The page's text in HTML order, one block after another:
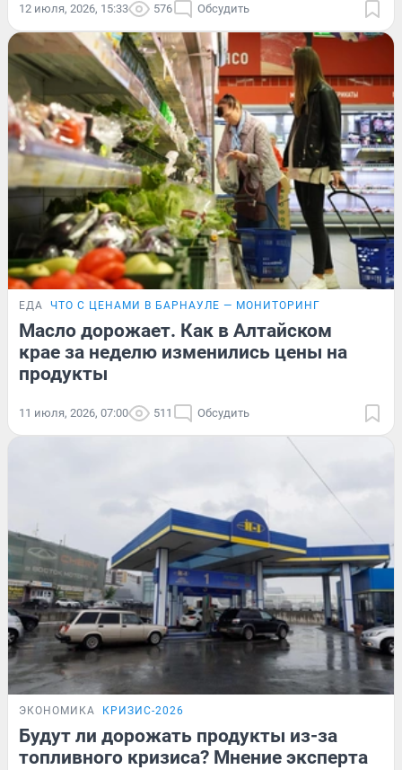
12 июля, 2026, 15:33 576 Обсудить
ЕДА ЧТО С ЦЕНАМИ В БАРНАУЛЕ — МОНИТОРИНГ
Масло дорожает. Как в Алтайском
крае за неделю изменились цены на
продукты
11 июля, 2026, 07:00 511 Обсудить
ЭКОНОМИКА КРИЗИС-2026
Будут ли дорожать продукты из-за
топливного кризиса? Мнение эксперта